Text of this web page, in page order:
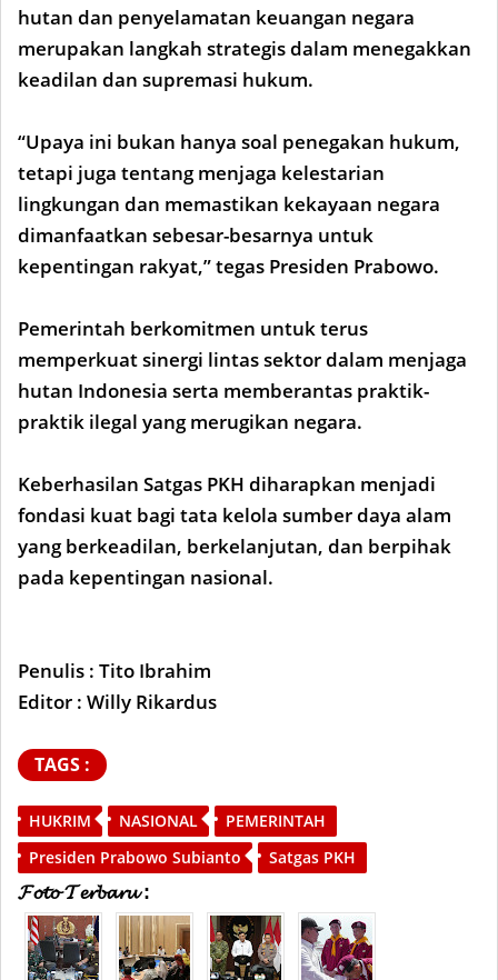
hutan dan penyelamatan keuangan negara
merupakan langkah strategis dalam menegakkan
keadilan dan supremasi hukum.
“Upaya ini bukan hanya soal penegakan hukum,
tetapi juga tentang menjaga kelestarian
lingkungan dan memastikan kekayaan negara
dimanfaatkan sebesar-besarnya untuk
kepentingan rakyat,” tegas Presiden Prabowo.
Pemerintah berkomitmen untuk terus
memperkuat sinergi lintas sektor dalam menjaga
hutan Indonesia serta memberantas praktik-
praktik ilegal yang merugikan negara.
Keberhasilan Satgas PKH diharapkan menjadi
fondasi kuat bagi tata kelola sumber daya alam
yang berkeadilan, berkelanjutan, dan berpihak
pada kepentingan nasional.
Penulis : Tito Ibrahim
Editor : Willy Rikardus
TAGS :
HUKRIM NASIONAL
PEMERINTAH
Presiden Prabowo Subianto
Satgas PKH
𝓕𝓸𝓽𝓸 𝓣𝓮𝓻𝓫𝓪𝓻𝓾 :